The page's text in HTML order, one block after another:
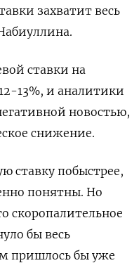
захватит весь
ставки на
13%, и аналитики
новостью,
снижение.
ставку побыстрее,
понятны. Но
скоропалительное
бы весь
пришлось бы уже